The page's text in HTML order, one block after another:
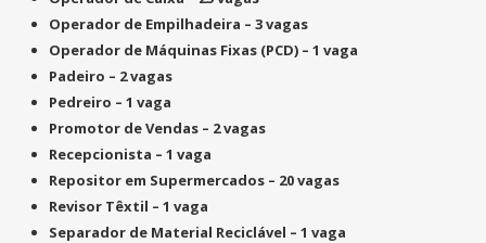
Operador de Empilhadeira – 3 vagas
Operador de Máquinas Fixas (PCD) – 1 vaga
Padeiro – 2 vagas
Pedreiro – 1 vaga
Promotor de Vendas – 2 vagas
Recepcionista – 1 vaga
Repositor em Supermercados – 20 vagas
Revisor Têxtil – 1 vaga
Separador de Material Reciclável – 1 vaga